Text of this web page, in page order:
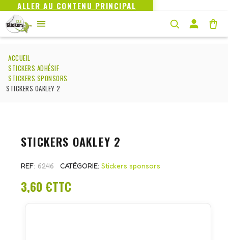
ALLER AU CONTENU PRINCIPAL
ACCUEIL
STICKERS ADHÉSIF
STICKERS SPONSORS
STICKERS OAKLEY 2
STICKERS OAKLEY 2
REF 6246 CATÉGORIE Stickers sponsors
3,60 €TTC